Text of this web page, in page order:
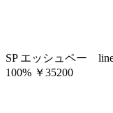
SP エッシュペー
100% ￥35200